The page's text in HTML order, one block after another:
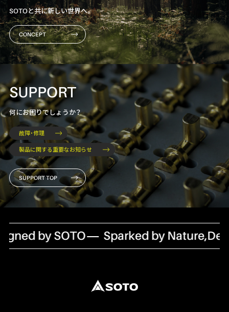
SOTOと共に新しい世界へ。
CONCEPT
SUPPORT
何にお困りでしょうか？
故障・修理
製品に関する重要なお知らせ
SUPPORT TOP
by SOTO Sparked by